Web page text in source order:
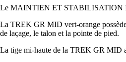
Le MAINTIEN ET STABILISATION
La TREK GR MID vert-orange possède
de laçage, le talon et la pointe de pied.
La tige mi-haute de la TREK GR MID a